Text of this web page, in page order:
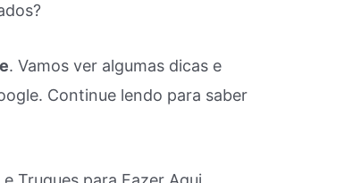
. Vamos ver algumas dicas e
Continue lendo para saber